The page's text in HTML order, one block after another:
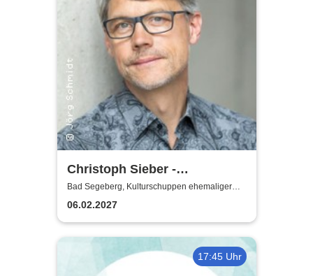
Christoph Sieber -
Weitermachen!
Bad Segeberg, Kulturschuppen ehemaliger
Antikschuppen
06.02.2027
17:45 Uhr